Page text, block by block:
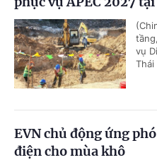
vụ
Thái
EVN chủ động ứng
điện cho mùa khô